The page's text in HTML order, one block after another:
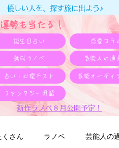
勢も当たる！
優しい人を、探す旅に出よう♪
誕生日占い 恋愛コラ
無料ラノベ 芸能人の過
占い・心理テスト 芸能オーディ
ファンタジー用語
新作ラノベ８月公開予定！
くさん ラノベ 芸能人の